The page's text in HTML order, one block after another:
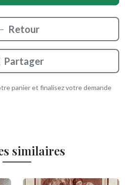
Retour
Partager
panier et finalisez votre demande
similaires